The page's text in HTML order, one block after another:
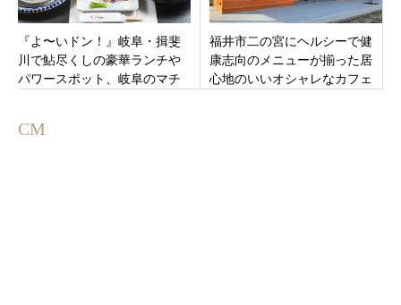
『よ〜いドン！』岐阜・揖斐
川で鮎尽くしの豪華ランチや
パワースポット、岐阜のマチ
福井市二の宮にヘルシーで健
康志向のメニューが揃った居
心地のいいオシャレなカフェ
CM